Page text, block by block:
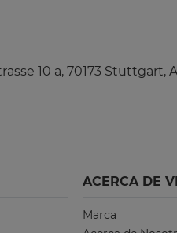
10 a, 70173 Stuttgart,
ACERCA DE
Marca